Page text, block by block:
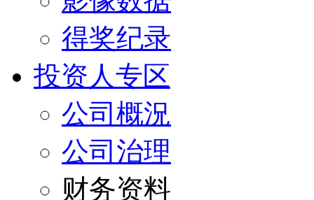
得奖纪录
投资人专区
公司概況
公司治理
财务资料